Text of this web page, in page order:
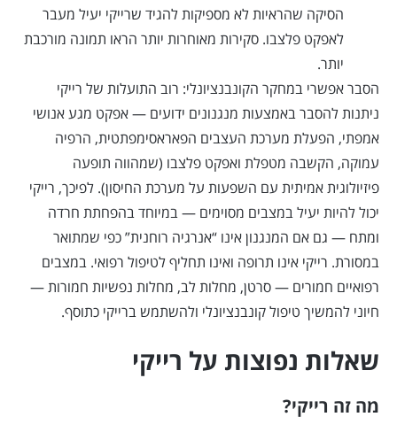
הסיקה שהראיות לא מספיקות להגיד שרייקי יעיל מעבר
לאפקט פלצבו. סקירות מאוחרות יותר הראו תמונה מורכבת
יותר.
הסבר אפשרי במחקר הקונבנציונלי: רוב התועלות של רייקי
ניתנות להסבר באמצעות מנגנונים ידועים — אפקט מגע אנושי
אמפתי, הפעלת מערכת העצבים הפאראסימפתטית, הרפיה
עמוקה, הקשבה מטפלת ואפקט פלצבו (שמהווה תופעה
פיזיולוגית אמיתית עם השפעות על מערכת החיסון). לפיכך, רייקי
יכול להיות יעיל במצבים מסוימים — במיוחד בהפחתת חרדה
ומתח — גם אם המנגנון אינו “אנרגיה רוחנית” כפי שמתואר
במסורת. רייקי אינו תרופה ואינו תחליף לטיפול רפואי. במצבים
רפואיים חמורים — סרטן, מחלות לב, מחלות נפשיות חמורות —
חיוני להמשיך טיפול קונבנציונלי ולהשתמש ברייקי כתוסף.
שאלות נפוצות על רייקי
מה זה רייקי?